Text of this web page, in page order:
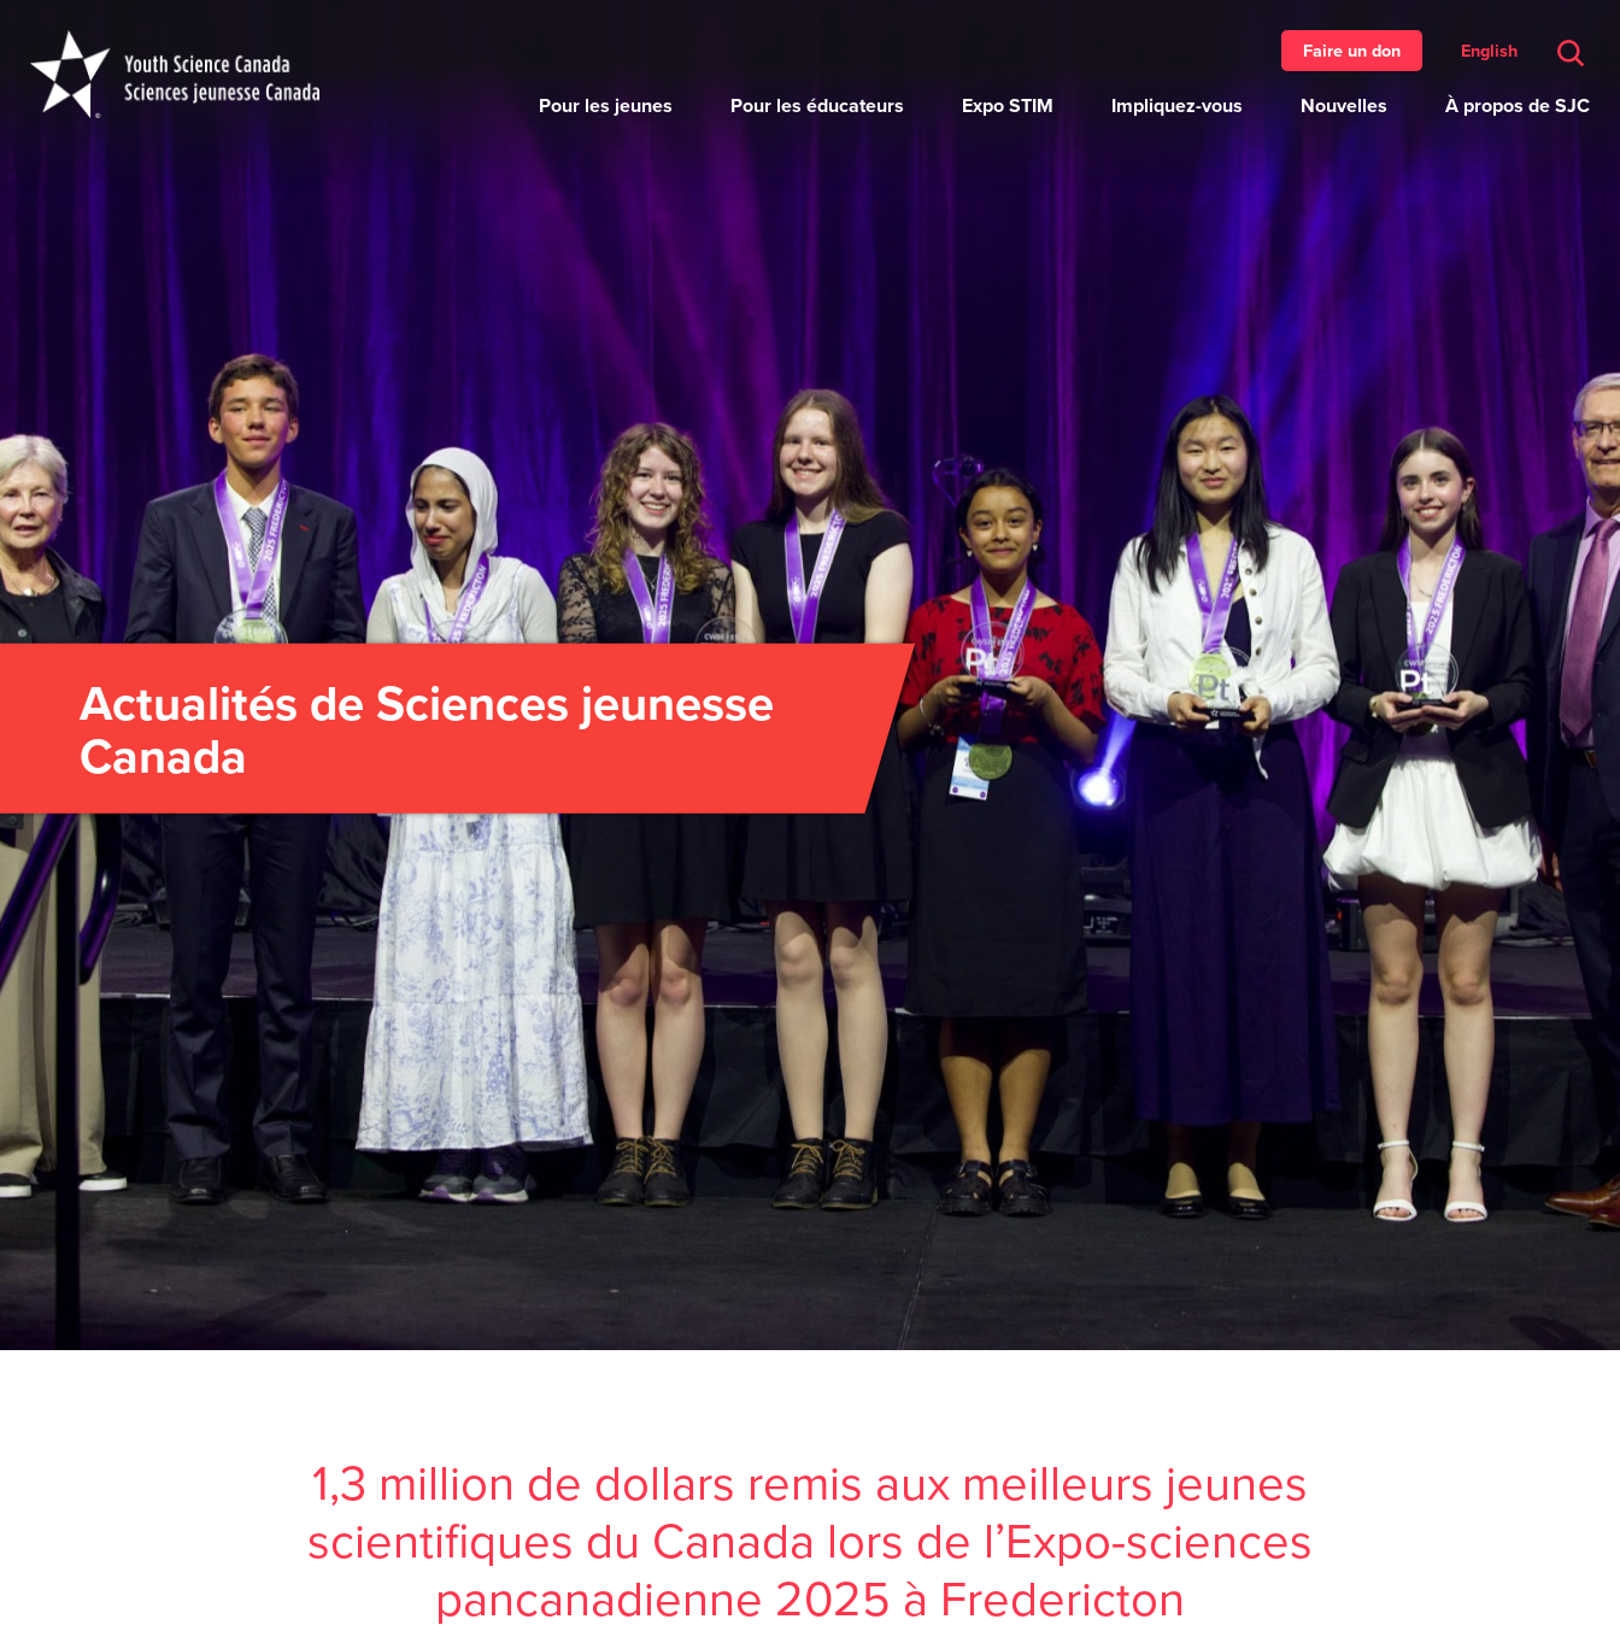
Youth
Science
Canada
Faire un don English
Pour les jeunes Pour les éducateurs Expo STIM Impliquez-vous Nouvelles À propos de SJC
Actualités de Sciences jeunesse
Canada
1,3 million de dollars remis aux meilleurs jeunes
scientifiques du Canada lors de l’Expo-sciences
pancanadienne 2025 à Fredericton